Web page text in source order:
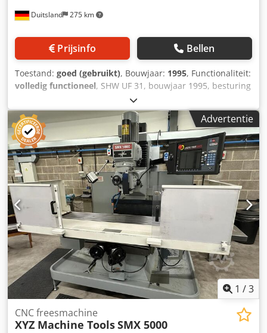
Duitsland 275 km
Prijsinfo Bellen
Toestand: goed (gebruikt), Bouwjaar: 1995, Functionaliteit:
volledig functioneel, SHW UF 31, bouwjaar 1995, besturing
Heidenhain TNC 415 B, verplaatsing X/Y/Z 1000/700/625
mm, voeding X/Y/Z 2.000 mm/min, snelgang X/Y 4.000
mm/min, snelgang Z 2.000 mm/min, rotatietafel toevoer tot
4 omw/min, hoofdspil 20 kW, gereedschaphouder SK 50,
programmeerbare freeskop, zwenktijd
horizontaal/verticaal 6 sec, NC rondtafel, traploze
spilsnelheid tot 2.500 omw/min, vlakvertanding, freeskop
zwenkbaar +/- 90°, pinool handmatig 115 mm, pinool
motorisch 100 mm, elektronische handwiel,
aansluitwaarde 35 kW. Csdpoyx Un Tofx Ab Esrf Freespil
lager in 2025 vernieuwd.
Advertentie
1 /3
CNC freesmachine
XYZ Machine ToolsSMX 5000